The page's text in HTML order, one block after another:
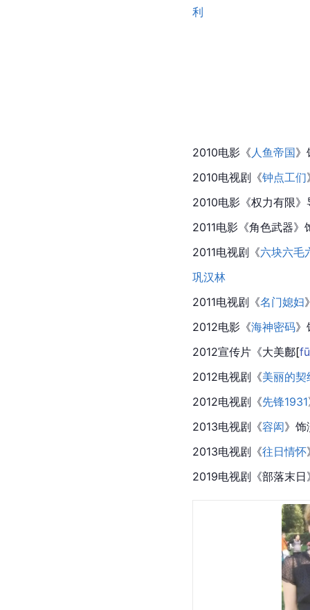
利
2010电影《 人鱼帝国》
2010电视剧《钟点工们
2010电影《权力有限》
2011电影《角色武器》
2011电视剧《六块六毛
巩汉林
2011电视剧《名门媳妇
2012电影《海神密码》
2012宣传片《大美鄜[fū
2012电视剧《美丽的契
2012电视剧《先锋1931
2013电视剧《容闳》饰
2013电视剧《往日情怀
2019电视剧《部落末日